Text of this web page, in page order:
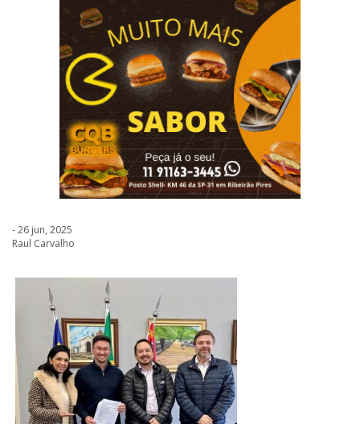
- 26 jun, 2025
Raul Carvalho